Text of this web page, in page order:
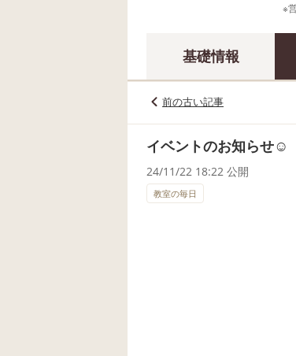
※
基礎情報
前の古い記事
イベントのお知らせ☺️
24/11/22 18:22 公開
教室の毎日